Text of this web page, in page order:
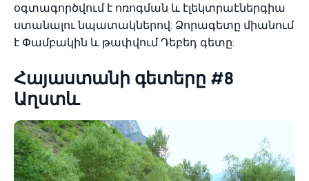
օգտագործվում է ոռոգման և էլեկտրաէներգիա
ստանալու նպատակներով: Ձորագետը միանում
է Փամբակին և թափվում Դեբեդ գետը:
Հայաստանի գետերը #8
Աղստև